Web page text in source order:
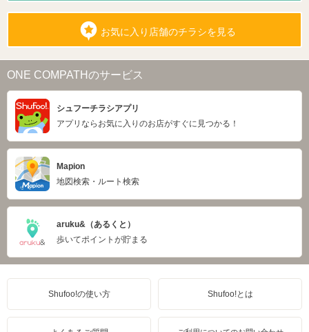
お気に入り店舗のチラシを見る
ONE COMPATHのサービス
シュフーチラシアプリ
アプリならお気に入りのお店がすぐに見つかる！
Mapion
地図検索・ルート検索
aruku&（あるくと）
歩いてポイントが貯まる
Shufoo!の使い方 Shufoo!とは